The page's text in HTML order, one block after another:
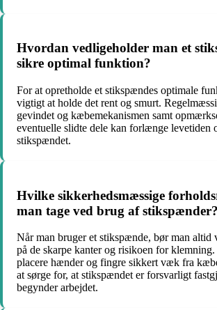
Hvordan vedligeholder man et
sikre optimal funktion?
For at opretholde et stikspændes optimale
vigtigt at holde det rent og smurt.
gevindet og kæbemekanismen samt
eventuelle slidte dele kan forlænge levetiden
​​stikspændet.
Hvilke sikkerhedsmæssige
man tage ved brug af stikspænder?
Når man bruger et stikspænde, bør man
på de skarpe kanter og risikoen for
placere hænder og fingre sikkert væk fra
at sørge for, at stikspændet er forsvarligt
begynder arbejdet.